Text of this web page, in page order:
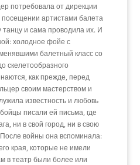
потребовала от дирекции
артистами балета
танцу и сама проводила их. И
холодное фойе с
балетный класс со
скелетообразного
как прежде, перед
своим мастерством и
известность и любовь
писали ей письма, где
ни в свой город, ни в свою
войны она вспоминала:
края, которые не имели
в театр были более или